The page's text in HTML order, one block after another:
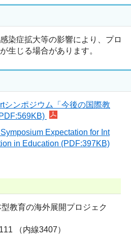
染症拡大等の影響により、プロ
生じる場合があります。
シンポジウム「今後の国際教
Expectation for Int
in Education (PDF:397KB)
教育の海外展開プロジェク
（内線3407）